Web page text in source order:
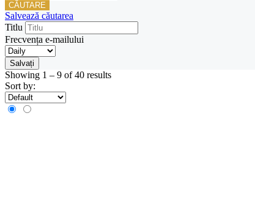
CĂUTARE
Salvează căutarea
Titlu
Frecvența e-mailului
Salvați
Showing 1 – 9 of 40 results
Sort by: